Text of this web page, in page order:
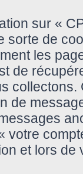
sur «
sorte de
les
de
collectons.
de
votre
et lors